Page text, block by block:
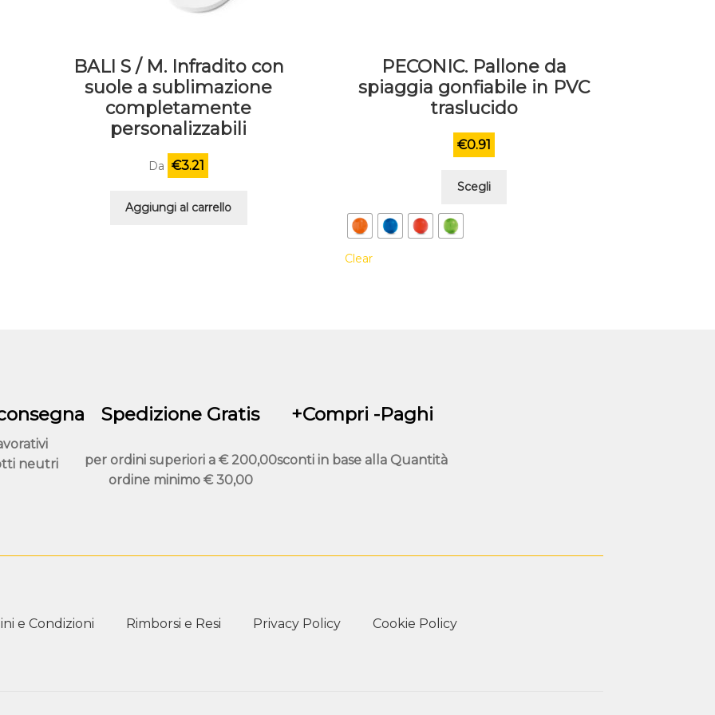
BALI S / M. Infradito con
suole a sublimazione
completamente
personalizzabili
Da €3.21
Aggiungi al carrello
PECONIC. Pallone da
spiaggia gonfiabile in PVC
traslucido
€0.91
Scegli
Clear
neutri
Spedizione Gratis
per ordini superiori a € 200,00
ordine minimo€ 30,00
+Compri -Paghi
sconti in base alla Quantità
e Condizioni Rimborsi e Resi Privacy Policy Cookie Policy